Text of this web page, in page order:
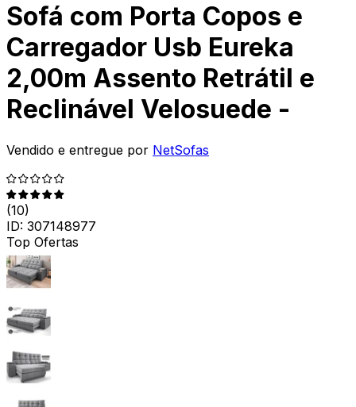
Sofá com Porta Copos e
Carregador Usb Eureka
2,00m Assento Retrátil e
Reclinável Velosuede -
Vendido e entregue por NetSofas
(10)
ID: 307148977
Top Ofertas